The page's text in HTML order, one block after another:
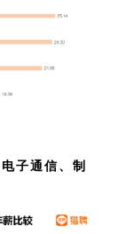
电子通信、制